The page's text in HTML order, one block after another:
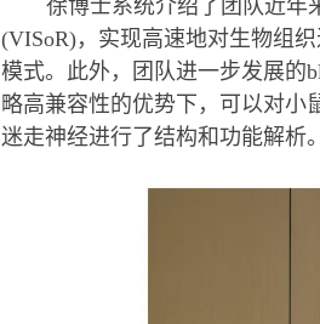
徐博士系统介绍了 团队近年
(VISoR)，实现高速地对生物组
模式。 此外， 团队进一步发展的
略高兼容性的优势下，
可以对小
迷走神经进行了结构和功能解析。